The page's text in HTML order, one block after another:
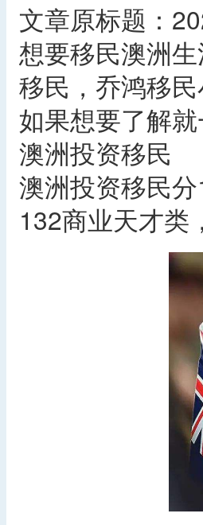
文章原标题：
想要移民澳洲
移民，乔鸿移
如果想要了解
澳洲投资移民
澳洲投资移民
132商业天才类